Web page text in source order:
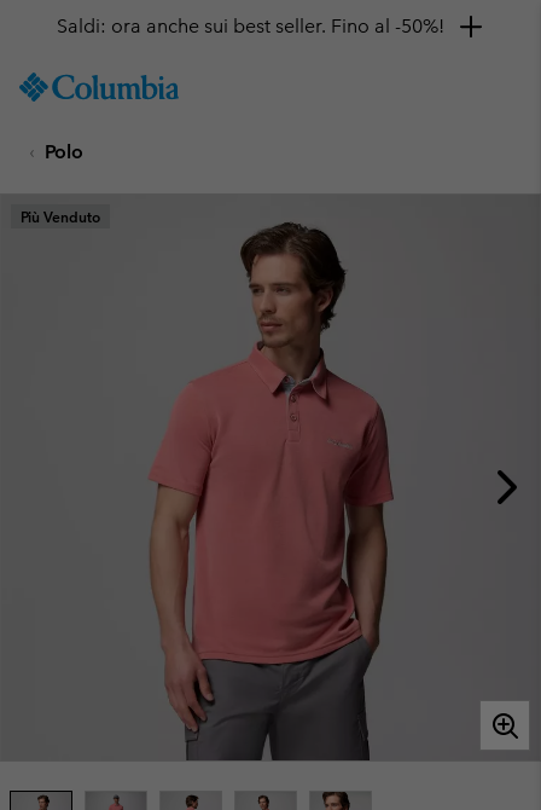
TO
SKIP
MAIN
NAV
Saldi: ora anche sui best seller. Fino al -50%!
Polo
Più Venduto